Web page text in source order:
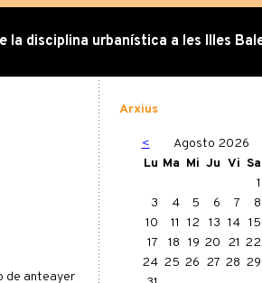
la disciplina urbanística a les Illes
de anteayer
Arxius
<
Agosto 2026
Lu Ma Mi Ju Vi Sa
1
3
4 5 6 7 8
10
11 12 13 14 15
17
18 19 20 21 22
24 25 26 27 28 29